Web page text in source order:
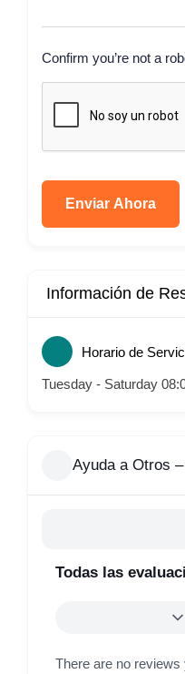
Confirm you’re not a
Enviar Ahora
Información de
Horario de
Tuesday - Saturday
Ayuda a Otros
Todas las
There are no reviews